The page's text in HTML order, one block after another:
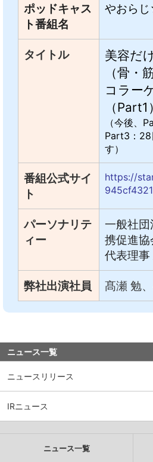
ニュース一覧
ニュースリリース
IRニュース
ポッドキャス
ト番組名
やおら
タイトル
美容だ
（骨・
コラー
（Part1）
（今後、
Part3：28
す）
番組公式サイ
ト
https://
パーソナリテ
ィー
一般社
携促進協
代表理事
弊社出演社員 髙瀬 勉
ニュース一覧